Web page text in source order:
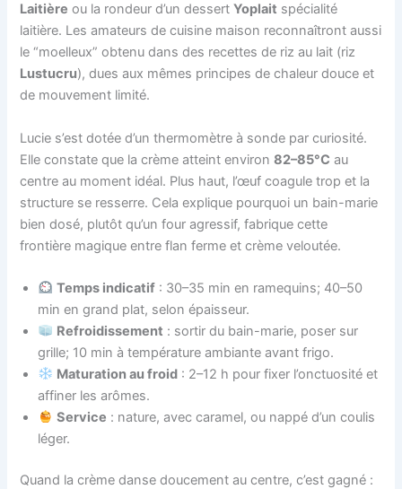
Laitière ou la rondeur d’un dessertYoplait spécialité
laitière. Les amateurs de cuisine maison reconnaîtront aussi
le “moelleux” obtenu dans des recettes de riz au lait (riz
Lustucru), dues aux mêmes principes de chaleur douce et
de mouvement limité.
Lucie s’est dotée d’un thermomètre à sonde par curiosité.
Elle constate que la crème atteint environ82–85°C au
centre au moment idéal. Plus haut, l’œuf coagule trop et la
structure se resserre. Cela explique pourquoi un bain-marie
bien dosé, plutôt qu’un four agressif, fabrique cette
frontière magique entre flan ferme et crème veloutée.
Temps indicatif : 30–35 min en ramequins; 40–50
min en grand plat, selon épaisseur.
Refroidissement : sortir du bain-marie, poser sur
grille; 10 min à température ambiante avant frigo.
Maturation au froid : 2–12 h pour fixer l’onctuosité et
affiner les arômes.
Service : nature, avec caramel, ou nappé d’un coulis
léger.
Quand la crème danse doucement au centre, c’est gagné :